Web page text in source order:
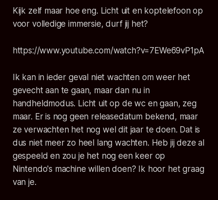
Kijk zelf maar hoe eng. Licht uit en koptelefoon op
voor volledige immersie, durf jij het?
https://www.youtube.com/watch?v=7EWe69vP1pA
Ik kan in ieder geval niet wachten om weer het
gevecht aan te gaan, maar dan nu in
handheldmodus. Licht uit op de wc en gaan, zeg
maar. Er is nog geen releasedatum bekend, maar
ze verwachten het nog wel dit jaar te doen. Dat is
dus niet meer zo heel lang wachten. Heb jij deze al
gespeeld en zou je het nog een keer op
Nintendo's machine willen doen? Ik hoor het graag
van je.